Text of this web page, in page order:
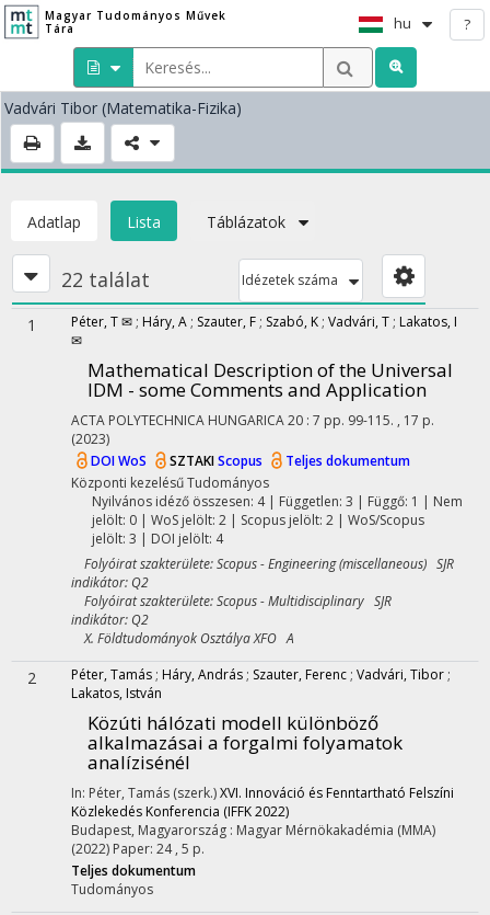
Magyar Tudományos Művek
Tára
hu ?
Vadvári Tibor (Matematika-Fizika)
Adatlap Lista Táblázatok
22 találat Idézetek száma
1 Péter, T ✉ ; Háry, A ; Szauter, F ; Szabó, K ; Vadvári, T ; Lakatos, I
✉
Mathematical Description of the Universal
IDM - some Comments and Application
ACTA POLYTECHNICA HUNGARICA20 : 7 pp. 99-115. , 17 p.
(2023)
DOIWoS SZTAKIScopus
Teljes dokumentum
Központi kezelésűTudományos
Nyilvános idéző összesen: 4| Független: 3 | Függő: 1 | Nem
jelölt: 0 | WoS jelölt: 2 | Scopus jelölt: 2 | WoS/Scopus
jelölt: 3 | DOI jelölt: 4
Folyóirat szakterülete: Scopus - Engineering (miscellaneous) SJR
indikátor: Q2
Folyóirat szakterülete: Scopus - Multidisciplinary SJR
indikátor: Q2
X. Földtudományok Osztálya XFO A
2 Péter, Tamás ; Háry, András ; Szauter, Ferenc ; Vadvári, Tibor ;
Lakatos, István
Közúti hálózati modell különböző
alkalmazásai a forgalmi folyamatok
analízisénél
In: Péter, Tamás (szerk.)XVI. Innováció és Fenntartható Felszíni
Közlekedés Konferencia (IFFK 2022)
Budapest, Magyarország : Magyar Mérnökakadémia (MMA)
(2022) Paper: 24 , 5 p.
Teljes dokumentum
Tudományos